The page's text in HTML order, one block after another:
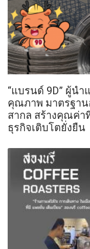
“แบรนด์ 9D” ผู้น
คุณภาพ มาตรฐา
สากล สร้างคุณค่า
ธุรกิจเติบโตยั่งยืน